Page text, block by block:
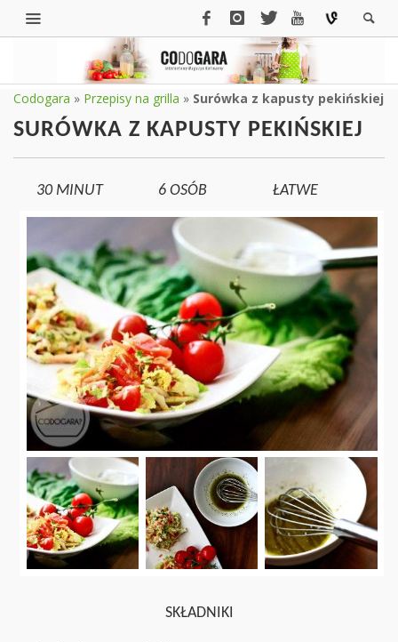
Codogara » Przepisy na grilla » Surówka z kapusty pekińskiej
SURÓWKA Z KAPUSTY PEKIŃSKIEJ
30 MINUT 6 OSÓB ŁATWE
SKŁADNIKI